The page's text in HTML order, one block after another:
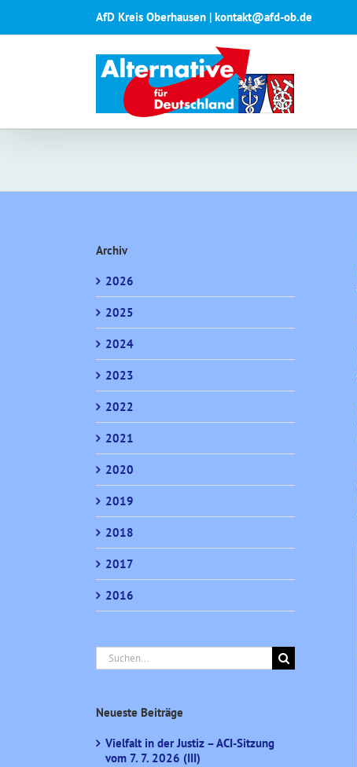
springen
AfD Kreis Oberhausen | kontakt@afd-ob.de
Archiv
2026
2025
2024
2023
2022
2021
2020
2019
2018
2017
2016
Suche
nach:
Neueste Beiträge
Vielfalt in der Justiz – ACI-Sitzung
vom 7. 7. 2026 (III)